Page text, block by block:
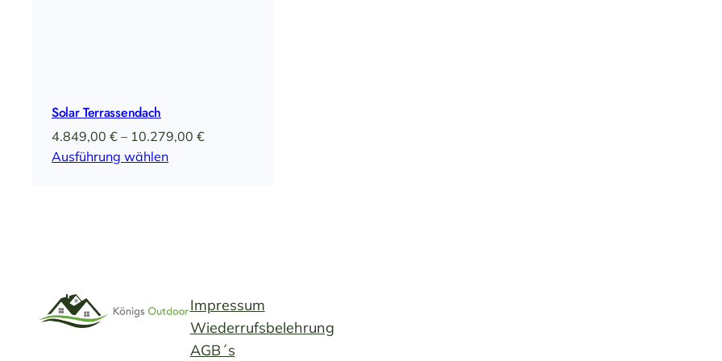
Solar Terrassendach
4.849,00 € – 10.279,00 €Preisspanne:
Ausführung wählen
Impressum
Wiederrufsbelehrung
AGB´s